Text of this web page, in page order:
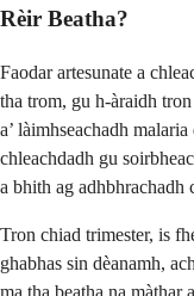
Rèir Beatha?
Faodar artesunate a
tha trom, gu h-àraidh
a’ làimhseachadh
chleachdadh gu
a bhith ag adhbhrachadh
Tron chiad trimester, is
ghabhas sin dèanamh,
ma tha beatha na màthar